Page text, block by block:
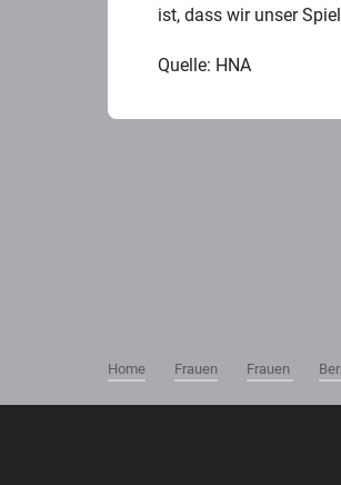
ist, dass wir unser
Quelle: HNA
Home Frauen Frauen